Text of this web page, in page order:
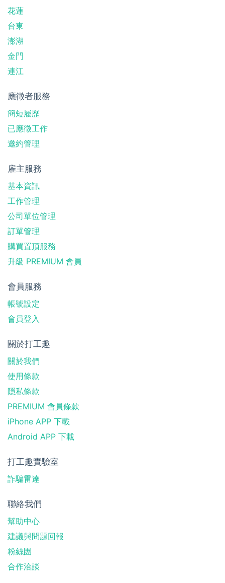
花蓮
台東
澎湖
金門
連江
應徵者服務
簡短履歷
已應徵工作
邀約管理
雇主服務
基本資訊
工作管理
公司單位管理
訂單管理
購買置頂服務
升級 PREMIUM 會員
會員服務
帳號設定
會員登入
關於打工趣
關於我們
使用條款
隱私條款
PREMIUM 會員條款
iPhone APP 下載
Android APP 下載
打工趣實驗室
詐騙雷達
聯絡我們
幫助中心
建議與問題回報
粉絲團
合作洽談